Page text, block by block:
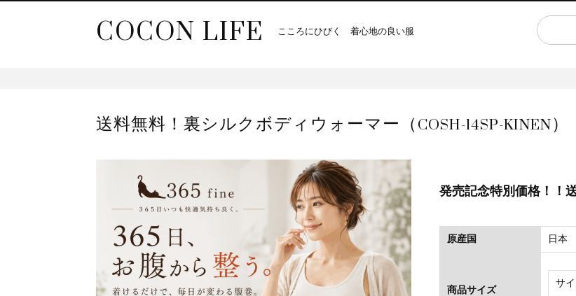
COCON LIFE こころにひびく 着心地の良い服
送料無料！裏シルクボディウォーマー（COSH-14SP-KINEN）
発売記念特別価格！！
原産国 日本
商品サイズ
サ